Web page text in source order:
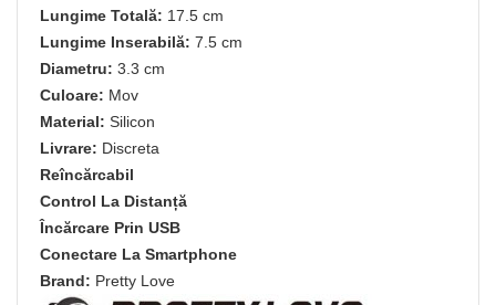
Lungime Totală: 17.5 cm
Lungime Inserabilă: 7.5 cm
Diametru: 3.3 cm
Culoare: Mov
Material: Silicon
Livrare: Discreta
Reîncărcabil
Control La Distanță
Încărcare Prin USB
Conectare La Smartphone
Brand: Pretty Love